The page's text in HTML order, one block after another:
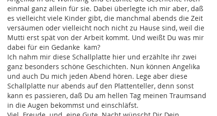
einmal ganz allein für sie. Dabei überlegte ich mir aber, daß
es vielleicht viele Kinder gibt, die manchmal abends die Zeit
versäumen oder vielleicht noch nicht zu Hause sind, weil die
Mutti erst spät von der Arbeit kommt. Und weißt Du was mir
dabei für ein Gedanke kam?
Ich nahm mir diese Schallplatte hier und erzählte ihr zwei
ganz besonders schöne Geschichten. Nun können Angelika
und auch Du mich jeden Abend hören. Lege aber diese
Schallplatte nur abends auf den Plattenteller, denn sonst
kann es passieren, daß Du am hellen Tag meinen Traumsand
in die Augen bekommst und einschläfst.